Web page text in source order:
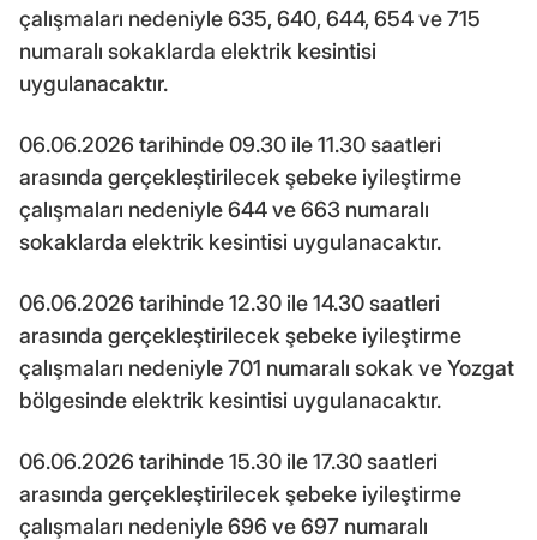
çalışmaları nedeniyle 635, 640, 644, 654 ve 715
numaralı sokaklarda elektrik kesintisi
uygulanacaktır.
06.06.2026 tarihinde 09.30 ile 11.30 saatleri
arasında gerçekleştirilecek şebeke iyileştirme
çalışmaları nedeniyle 644 ve 663 numaralı
sokaklarda elektrik kesintisi uygulanacaktır.
06.06.2026 tarihinde 12.30 ile 14.30 saatleri
arasında gerçekleştirilecek şebeke iyileştirme
çalışmaları nedeniyle 701 numaralı sokak ve Yozgat
bölgesinde elektrik kesintisi uygulanacaktır.
06.06.2026 tarihinde 15.30 ile 17.30 saatleri
arasında gerçekleştirilecek şebeke iyileştirme
çalışmaları nedeniyle 696 ve 697 numaralı